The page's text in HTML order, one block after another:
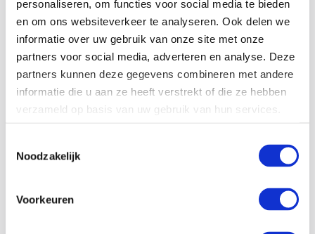
personaliseren, om functies voor social media te bieden
en om ons websiteverkeer te analyseren. Ook delen we
informatie over uw gebruik van onze site met onze
partners voor social media, adverteren en analyse. Deze
partners kunnen deze gegevens combineren met andere
informatie die u aan ze heeft verstrekt of die ze hebben
verzameld op basis van uw gebruik van hun services.
Noodzakelijk
Voorkeuren
Hoe industriële bedrijven zich voorbereiden op een
30-06-26
De Nederlandse energievoorziening verandert in hoog
tempo. Door de groei van duurzame energie, de
het elektriciteitsnet krijgen steeds meer bedrijven te…